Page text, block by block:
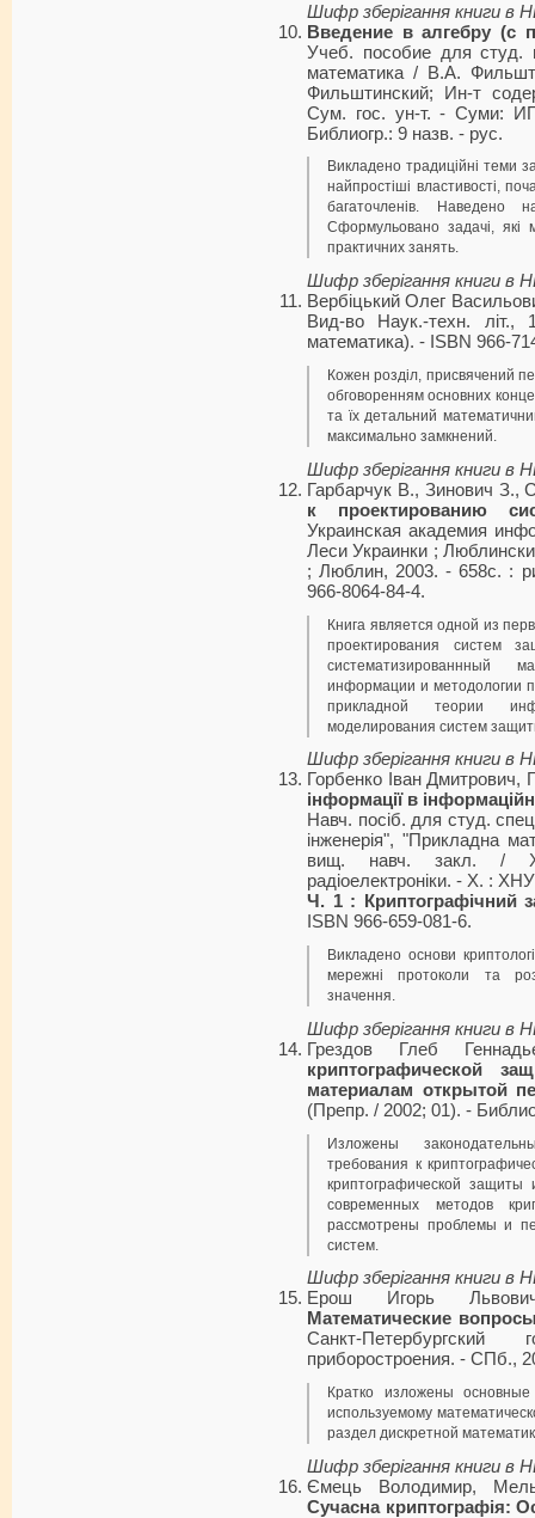
Шифр зберігання книги в
Введение в алгебру (с
Учеб. пособие для студ.
математика / В.А.
Фильштинский; Ин-т
Сум. гос. ун-т. - Суми:
Библиогр.: 9 назв. - рус.
Викладено традиційні теми
найпростіші властивості,
багаточленів. Наведено
Сформульовано задачі, які
практичних занять.
Шифр зберігання книги в
Вербіцький Олег
Вид-во Наук.-техн. літ.,
математика). - ISBN 966-
Кожен розділ, присвячений
обговоренням основних
та їх детальний
максимально замкнений.
Шифр зберігання книги в
Гарбарчук В., Зинович З.,
к проектированию
Украинская академия
Леси Украинки ;
; Люблин, 2003. - 658с. :
966-8064-84-4.
Книга является одной из
проектирования систем
информации и методологии
прикладной теории
моделирования систем
Шифр зберігання книги в
Горбенко Іван Дмитрович,
інформації в
Навч. посіб. для студ.
інженерія", "Прикладна
вищ. навч. закл. /
радіоелектроніки. - Х. :
Ч. 1 : Криптографічний
ISBN 966-659-081-6.
Викладено основи
мережні протоколи та
значення.
Шифр зберігання книги в
Грездов Глеб
криптографической
материалам открытой
(Препр. / 2002; 01). -
Изложены
требования к
криптографической
современных методов
рассмотрены проблемы и
систем.
Шифр зберігання книги в
Ерош Игорь
Математические
Санкт-
приборостроения. - СПб.,
Кратко изложены
используемому
раздел дискретной
Шифр зберігання книги в
Ємець Володимир,
Сучасна криптографія: